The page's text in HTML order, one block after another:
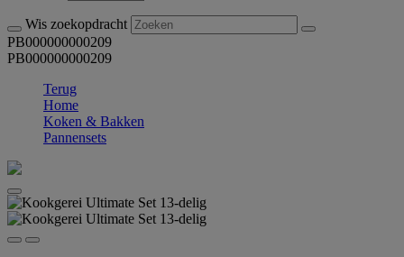
Wis zoekopdracht
PB000000000209
PB000000000209
Terug
Home
Koken & Bakken
Pannensets